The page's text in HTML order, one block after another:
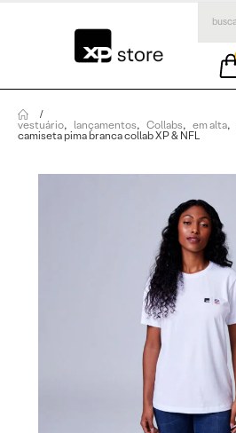
vestuário, lançamentos, Collabs, em alta,
camiseta pima branca collab XP & NFL